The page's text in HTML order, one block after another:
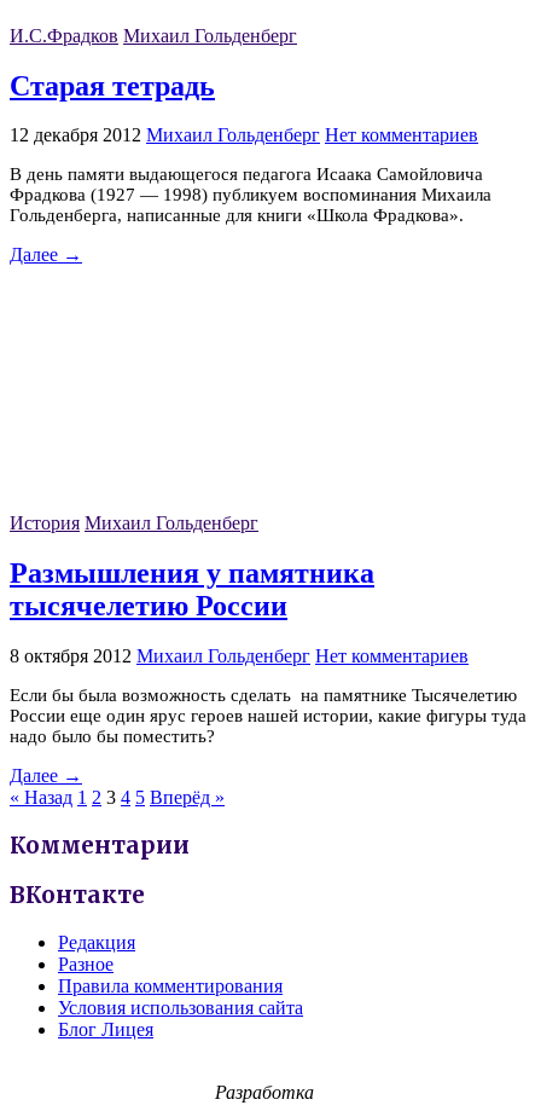
И.С.Фрадков Михаил Гольденберг
Старая тетрадь
12 декабря 2012 Михаил Гольденберг Нет комментариев
В день памяти выдающегося педагога Исаака Самойловича
Фрадкова (1927 — 1998) публикуем воспоминания Михаила
Гольденберга, написанные для книги «Школа Фрадкова».
Далее →
История Михаил Гольденберг
Размышления у памятника
тысячелетию России
8 октября 2012 Михаил Гольденберг Нет комментариев
Если бы была возможность сделать на памятнике Тысячелетию
России еще один ярус героев нашей истории, какие фигуры туда
надо было бы поместить?
Далее →
« Назад 1 2 3 4 5 Вперёд »
Комментарии
ВКонтакте
Редакция
Разное
Правила комментирования
Условия использования сайта
Блог Лицея
Разработка